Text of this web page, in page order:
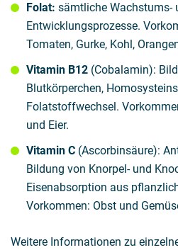
Folat: sämtliche Wachstums-
Entwicklungsprozesse.
Tomaten, Gurke, Kohl,
Vitamin B12 (Cobalamin):
Blutkörperchen,
Folatstoffwechsel.
und Eier.
Vitamin C (Ascorbinsäure):
Bildung von Knorpel- und
Eisenabsorption aus
Vorkommen: Obst und
Weitere Informationen zu